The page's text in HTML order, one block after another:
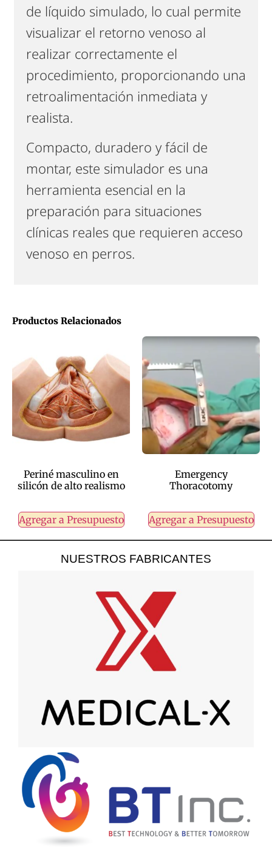
Productos Relacionados
Periné masculino en
silicón de alto realismo
Agregar a Presupuesto
Emergency
Thoracotomy
Agregar a Presupuesto
de líquido simulado, lo cual permite
visualizar el retorno venoso al
realizar correctamente el
procedimiento, proporcionando una
retroalimentación inmediata y
realista.
Compacto, duradero y fácil de
montar, este simulador es una
herramienta esencial en la
preparación para situaciones
clínicas reales que requieren acceso
venoso en perros.
NUESTROS FABRICANTES